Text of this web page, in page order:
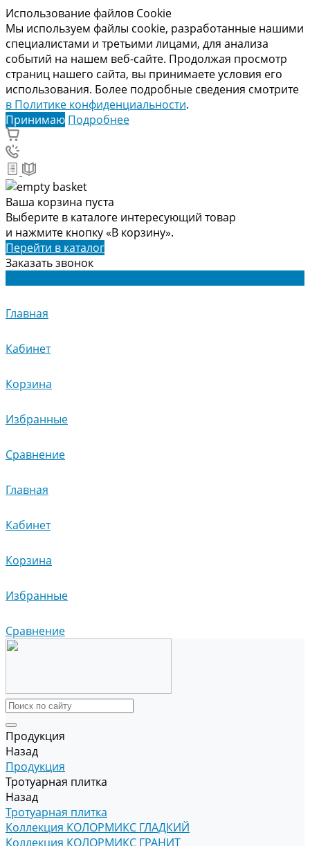
Использование файлов Cookie
Мы используем файлы cookie, разработанные нашими
специалистами и третьими лицами, для анализа
событий на нашем веб-сайте. Продолжая просмотр
страниц нашего сайта, вы принимаете условия его
использования. Более подробные сведения смотрите
в Политике конфиденциальности.
Принимаю Подробнее
Ваша корзина пуста
Выберите в каталоге интересующий товар
и нажмите кнопку «В корзину».
Перейти в каталог
Заказать звонок
Главная
Кабинет
Корзина
Избранные
Сравнение
Главная
Кабинет
Корзина
Избранные
Сравнение
Продукция
Назад
Продукция
Тротуарная плитка
Назад
Тротуарная плитка
Коллекция КОЛОРМИКС ГЛАДКИЙ
Коллекция КОЛОРМИКС ГРАНИТ